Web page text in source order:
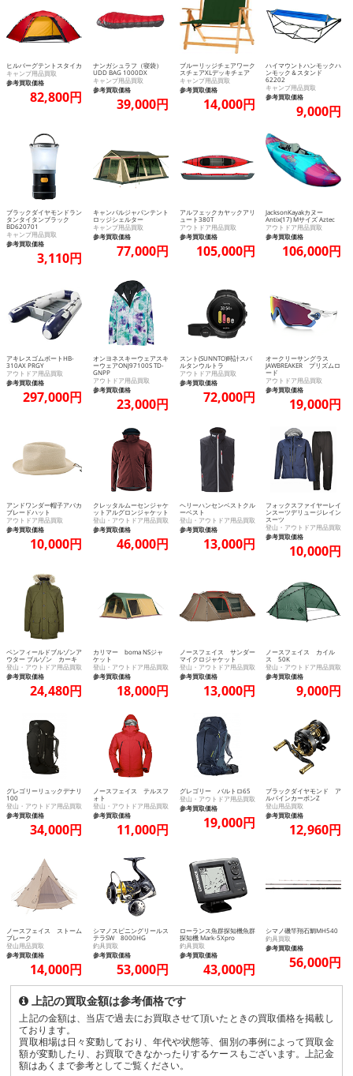
ヒルバーグテントスタイカ
キャンプ用品買取
参考買取価格
82,800円
ナンガシュラフ（寝袋）
UDD BAG 1000DX
キャンプ用品買取
参考買取価格
39,000円
ブルーリッジチェアワーク
スチェアXLデッキチェア
キャンプ用品買取
参考買取価格
14,000円
ハイマウントハンモックハ
ンモック＆スタンド
62202
キャンプ用品買取
参考買取価格
9,000円
ブラックダイヤモンドラン
タンタイタンブラック
BD620701
キャンプ用品買取
参考買取価格
3,110円
キャンパルジャパンテント
ロッジシェルター
キャンプ用品買取
参考買取価格
77,000円
アルフェックカヤックアリ
ュート380T
アウトドア用品買取
参考買取価格
105,000円
JacksonKayakカヌー
Antix(17) Mサイズ Aztec
アウトドア用品買取
参考買取価格
106,000円
アキレスゴムボートHB-
310AX PRGY
アウトドア用品買取
参考買取価格
297,000円
オンヨネスキーウェアスキ
ーウェアONJ97100S TD-
GNPP
アウトドア用品買取
参考買取価格
23,000円
スント(SUNNTO)時計スパ
ルタンウルトラ
アウトドア用品買取
参考買取価格
72,000円
オークリーサングラス
JAWBREAKER プリズムロ
ード
アウトドア用品買取
参考買取価格
19,000円
アンドワンダー帽子アバカ
ブレードハット
アウトドア用品買取
参考買取価格
10,000円
クレッタルムーセンジャケ
ットアルグロンジャケット
登山・アウトドア用品買取
参考買取価格
46,000円
ヘリーハンセンベストクル
ーベスト
登山・アウトドア用品買取
参考買取価格
13,000円
フォックスファイヤーレイ
ンスーツデリュージレイン
スーツ
登山・アウトドア用品買取
参考買取価格
10,000円
ペンフィールドブルゾンア
ウター ブルゾン カーキ
登山・アウトドア用品買取
参考買取価格
24,480円
カリマー boma NSジャ
ケット
登山・アウトドア用品買取
参考買取価格
18,000円
ノースフェイス サンダー
マイクロジャケット
登山・アウトドア用品買取
参考買取価格
13,000円
ノースフェイス カイル
ス 50K
登山・アウトドア用品買取
参考買取価格
9,000円
グレゴリーリュックデナリ
100
登山・アウトドア用品買取
参考買取価格
34,000円
ノースフェイス テルスフ
ォト
登山・アウトドア用品買取
参考買取価格
11,000円
グレゴリー バルトロ65
登山・アウトドア用品買取
参考買取価格
19,000円
ブラックダイヤモンド ア
ルパインカーボンZ
登山用品買取
参考買取価格
12,960円
ノースフェイス ストーム
ブレーク
登山用品買取
参考買取価格
14,000円
シマノスピニングリールス
テラSW 8000HG
釣具買取
参考買取価格
53,000円
ローランス魚群探知機魚群
探知機 Mark-5Xpro
釣具買取
参考買取価格
43,000円
シマノ磯竿翔石鯛MH540
釣具買取
参考買取価格
56,000円
上記の買取金額は参考価格です
上記の金額は、当店で過去にお買取させて頂いたときの買取価格を掲載し
ております。
買取相場は日々変動しており、年代や状態等、個別の事例によって買取金
額が変動したり、お買取できなかったりするケースもございます。上記金
額はあくまで参考としてご覧ください。